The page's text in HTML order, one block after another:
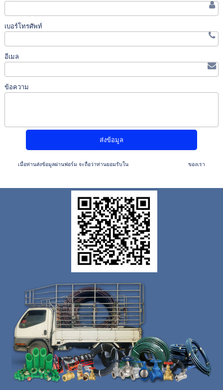
เบอร์โทรศัพท์
อีเมล
ข้อความ
เมื่อท่านส่งข้อมูลผ่านฟอร์ม จะถือว่าท่านยอมรับในนโยบายความเป็นส่วนตัว ของเรา